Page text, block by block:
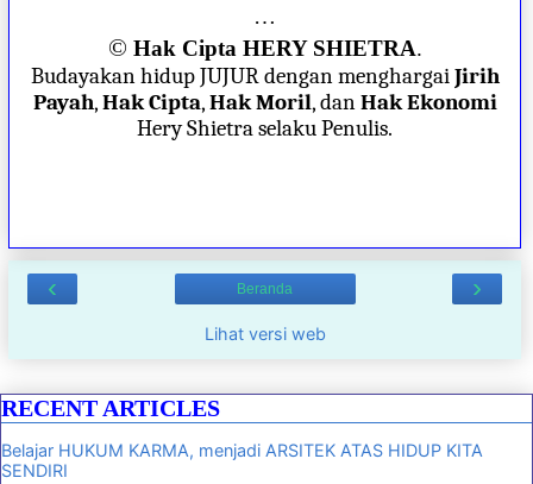
…
© Hak Cipta HERY SHIETRA.
Budayakan hidup JUJUR dengan menghargaiJirih
Payah,Hak Cipta,Hak Moril, danHak Ekonomi
Hery Shietra selaku Penulis.
‹ ›
Beranda
Lihat versi web
RECENT ARTICLES
Belajar HUKUM KARMA, menjadi ARSITEK ATAS HIDUP KITA
SENDIRI